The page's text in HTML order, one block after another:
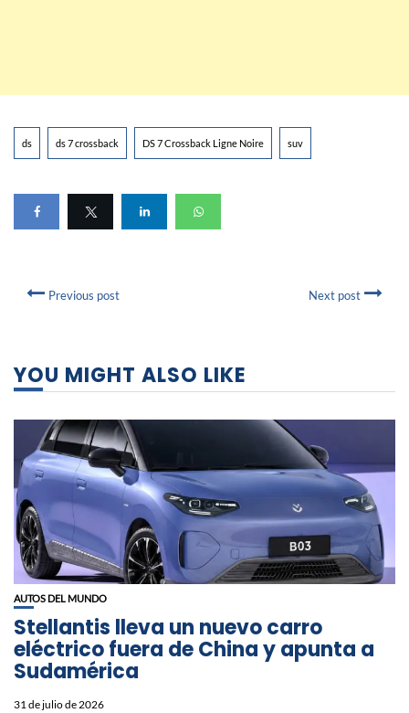
ds ds 7 crossback DS 7 Crossback Ligne Noire suv
Previous post Next post
YOU MIGHT ALSO LIKE
AUTOS DEL MUNDO
Stellantis lleva un nuevo carro
eléctrico fuera de China y apunta a
Sudamérica
31 de julio de 2026